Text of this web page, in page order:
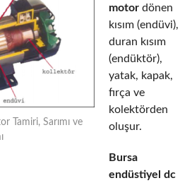
Tamiri, Sarımı ve
motor dönen
kısım (endüvi),
duran kısım
(endüktör),
yatak, kapak,
fırça ve
kolektörden
oluşur.
Bursa
endüstiyel dc